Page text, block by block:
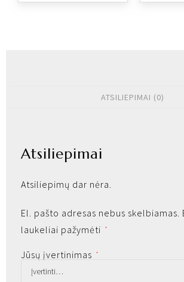
ATSILIEPIMAI (0)
Atsiliepimai
Atsiliepimų dar nėra.
El. pašto adresas nebus skelbiamas.
laukeliai pažymėti
*
Jūsų įvertinimas *